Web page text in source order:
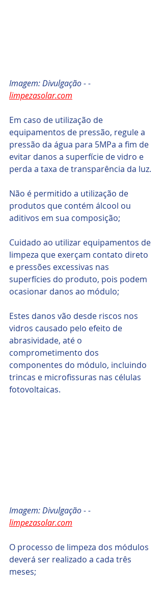
Imagem: Divulgação - -
limpezasolar.com
Em caso de utilização de
equipamentos de pressão, regule a
pressão da água para 5MPa a fim de
evitar danos a superfície de vidro e
perda a taxa de transparência da luz.
Não é permitido a utilização de
produtos que contém álcool ou
aditivos em sua composição;
Cuidado ao utilizar equipamentos de
limpeza que exerçam contato direto
e pressões excessivas nas
superfícies do produto, pois podem
ocasionar danos ao módulo;
Estes danos vão desde riscos nos
vidros causado pelo efeito de
abrasividade, até o
comprometimento dos
componentes do módulo, incluindo
trincas e microfissuras nas células
fotovoltaicas.
Imagem: Divulgação - -
limpezasolar.com
O processo de limpeza dos módulos
deverá ser realizado a cada três
meses;